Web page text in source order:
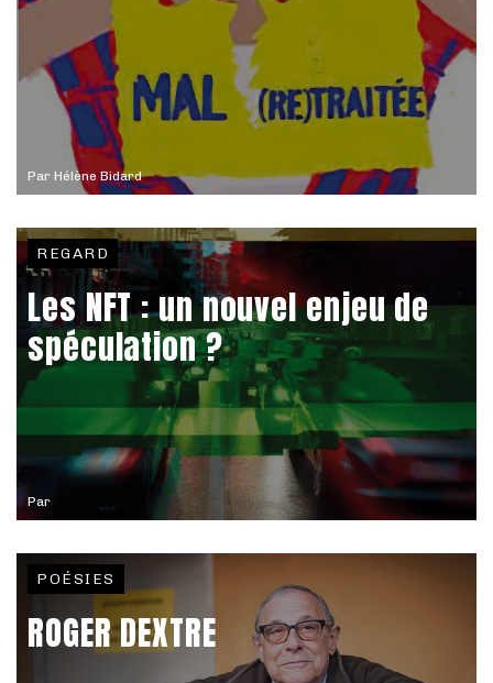
Par Hélène Bidard
Par
REGARD
Les NFT : un nouvel enjeu de
spéculation ?
POÉSIES
ROGER DEXTRE